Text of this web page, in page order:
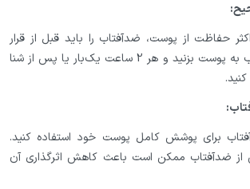
حفاظت از پوست، ضدآفتاب را باید قبل از قرار
گرفتن در معرض آفتاب به پوست بزنید و هر 2 ساعت یک‌بار یا پس از شنا
برای پوشش کامل پوست خود استفاده کنید.
از ضدآفتاب ممکن است باعث کاهش اثرگذاری آن